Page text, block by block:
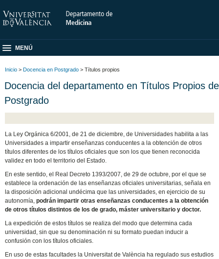
MENÚ
Inicio > Docencia en Postgrado > Títulos propios
Docencia del departamento en Títulos Propios de
Postgrado
La Ley Orgánica 6/2001, de 21 de diciembre, de Universidades habilita a las
Universidades a impartir enseñanzas conducentes a la obtención de otros
títulos diferentes de los títulos oficiales que son los que tienen reconocida
validez en todo el territorio del Estado.
En este sentido, el Real Decreto 1393/2007, de 29 de octubre, por el que se
establece la ordenación de las enseñanzas oficiales universitarias, señala en
la disposición adicional undécima que las universidades, en ejercicio de su
autonomía,podrán impartir otras enseñanzas conducentes a la obtención
de otros títulos distintos de los de grado, máster universitario y doctor.
La expedición de estos títulos se realiza del modo que determina cada
universidad, sin que su denominación ni su formato puedan inducir a
confusión con los títulos oficiales.
En uso de estas facultades la Universitat de València ha regulado sus estudios